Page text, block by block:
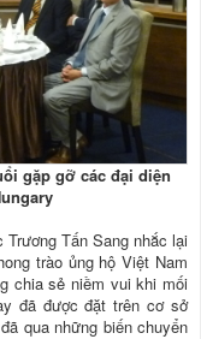
gặp gỡ các đại diện
Tấn Sang nhắc lại
trào ủng hộ Việt Nam
chia sẻ niềm vui khi mối
đã được đặt trên cơ sở
qua những biến chuyển